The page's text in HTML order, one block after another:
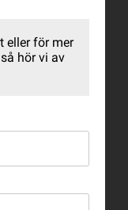
eller för mer
hör vi av